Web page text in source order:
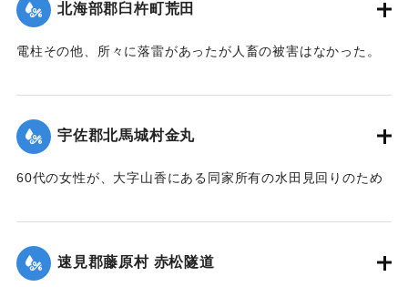
流されたまま20日午後までには発見されなかった。
【出典：大分新聞 大正12年6月21日 朝刊4面、22日 朝刊4
｜固有コード:
｜固有コード:
北海部郡臼杵町荒田
電柱その他、所々に落雷があったが人畜の被害はなかった。
｜固有コード:00275019
宇佐郡北馬城村金丸
60代の女性が、大字山香にある同家所有の水田見回りのため
先に帰途についたが、自宅付近の小川を渡る際、誤って濁流
に押し流され行方不明となったので村民総出で所在捜査に従
事した。速見郡藤原村 赤松隧道